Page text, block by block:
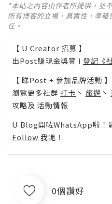
*本站之內容由作者所提供，並
所有博客的立場、真實性、準
任。
【 U Creator 招募 】
出Post賺現金獎賞 l 登記《
【 睇Post + 參加品牌活動 】
瀏覽更多社群 打卡 丶 旅遊 丶
攻略及 活動情報
U Blog開咗WhatsApp啦！
Follow 我哋 ！
0個讚好